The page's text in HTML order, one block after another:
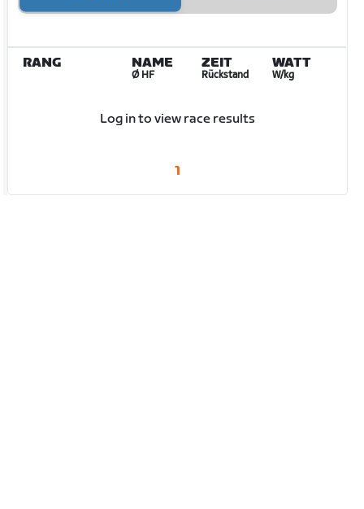
RANG NAME
Ø HF
ZEIT
Rückstand
WATT
W/kg
Log in to view race results
1